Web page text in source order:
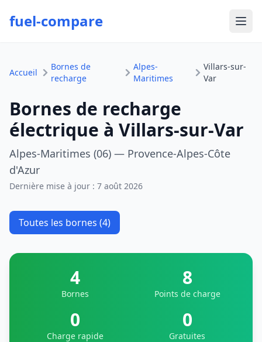
fuel-compare
Accueil
Bornes de
recharge
Alpes-
Maritimes
Villars-sur-
Var
Bornes de recharge
électrique à Villars-sur-Var
Alpes-Maritimes (06) — Provence-Alpes-Côte
d'Azur
Dernière mise à jour : 7 août 2026
Toutes les bornes (4)
4
Bornes
8
Points de charge
0
Charge rapide
0
Gratuites